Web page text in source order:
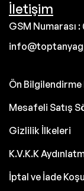
İletişim
GSM Numarası :
Ön Bilgilendirme
Mesafeli Satış
Gizlilik İlkeleri
K.V.K.K
İptal ve İade